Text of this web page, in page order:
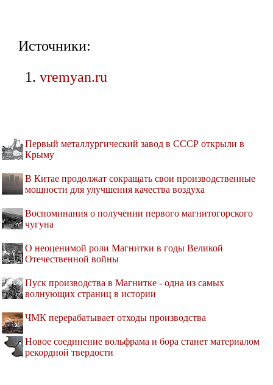
Источники:
vremyan.ru
Первый металлургический завод в СССР открыли в
Крыму
В Китае продолжат сокращать свои производственные
мощности для улучшения качества воздуха
Воспоминания о получении первого магнитогорского
чугуна
О неоценимой роли Магнитки в годы Великой
Отечественной войны
Пуск производства в Магнитке - одна из самых
волнующих страниц в истории
ЧМК перерабатывает отходы производства
Новое соединение вольфрама и бора станет материалом
рекордной твердости